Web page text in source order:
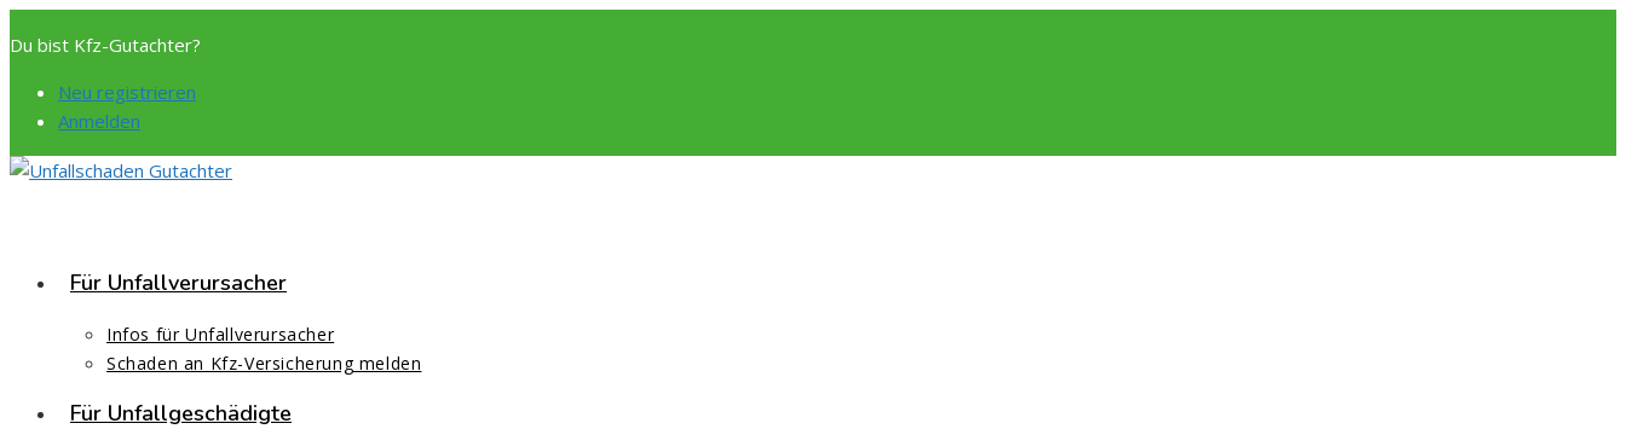
Inhalt
springen
Du bist Kfz-Gutachter?
Neu registrieren
Anmelden
Für Unfallverursacher
Infos für Unfallverursacher
Schaden an Kfz-Versicherung melden
Für Unfallgeschädigte